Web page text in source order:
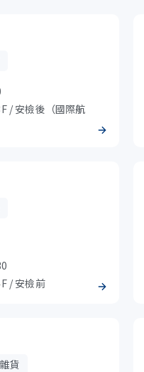
/ 安檢後（國際航
/ 安檢前
貨